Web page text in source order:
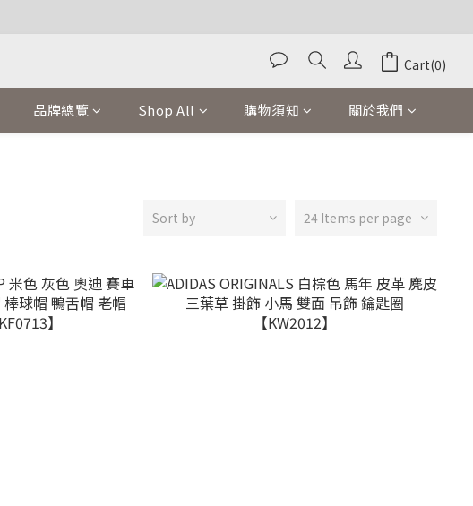
Cart(0)
品牌總覽 Shop All 購物須知 關於我們
Sort by 24 Items per page